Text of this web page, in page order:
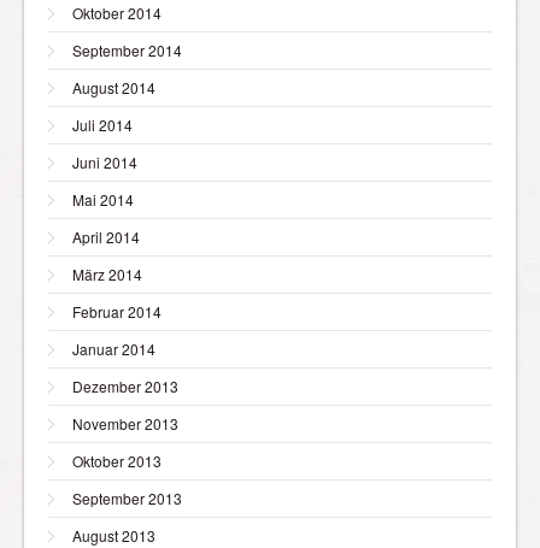
Oktober 2014
September 2014
August 2014
Juli 2014
Juni 2014
Mai 2014
April 2014
März 2014
Februar 2014
Januar 2014
Dezember 2013
November 2013
Oktober 2013
September 2013
August 2013